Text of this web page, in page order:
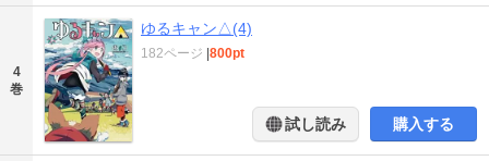
4
巻
ゆるキャン△(4)
182ページ |800pt
試し読み 購入する